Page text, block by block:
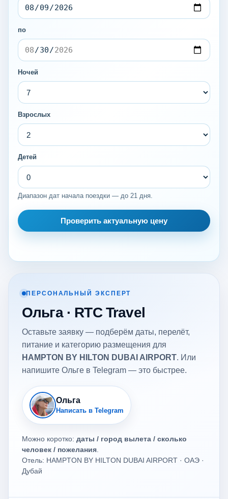
по
Ночей
Взрослых
Детей
Диапазон дат начала поездки — до 21 дня.
Проверить актуальную цену
ПЕРСОНАЛЬНЫЙ ЭКСПЕРТ
Ольга · RTC Travel
Оставьте заявку — подберём даты, перелёт,
питание и категорию размещения для
HAMPTON BY HILTON DUBAI AIRPORT. Или
напишите Ольге в Telegram — это быстрее.
Ольга
Написать в Telegram
Можно коротко: даты / город вылета / сколько
человек / пожелания
Отель: HAMPTON BY HILTON DUBAI AIRPORT · ОАЭ ·
Дубай